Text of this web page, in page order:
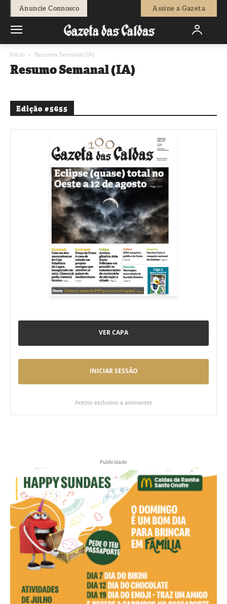
Anuncie Connosco Assine a Gazeta
Início Resumo Semanal (IA)
Resumo Semanal (IA)
Edição #5655
VER CAPA
INICIAR SESSÃO
Acesso exclusivo a assinantes
Publicidade